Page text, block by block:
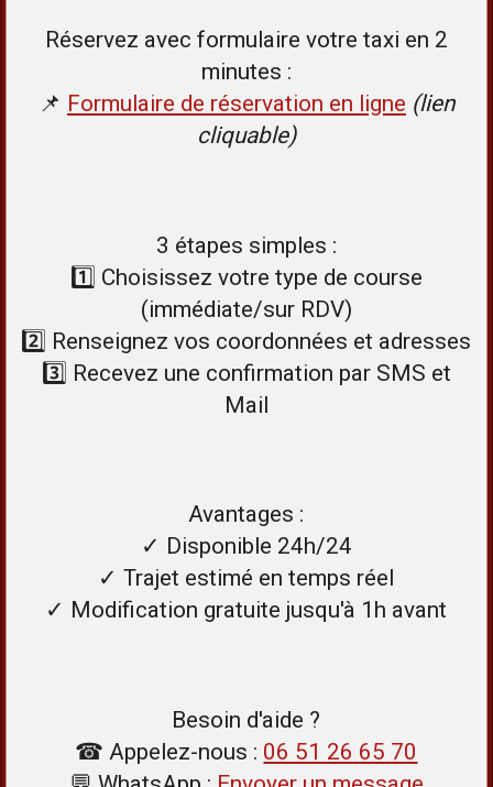
Réservez avec formulaire votre taxi en 2
minutes :
📌 Formulaire de réservation en ligne (lien
cliquable)
3 étapes simples :
1️⃣ Choisissez votre type de course
(immédiate/sur RDV)
2️⃣ Renseignez vos coordonnées et adresses
3️⃣ Recevez une confirmation par SMS et
Mail
Avantages :
✓ Disponible 24h/24
✓ Trajet estimé en temps réel
✓ Modification gratuite jusqu'à 1h avant
Besoin d'aide ?
☎ Appelez-nous : 06 51 26 65 70